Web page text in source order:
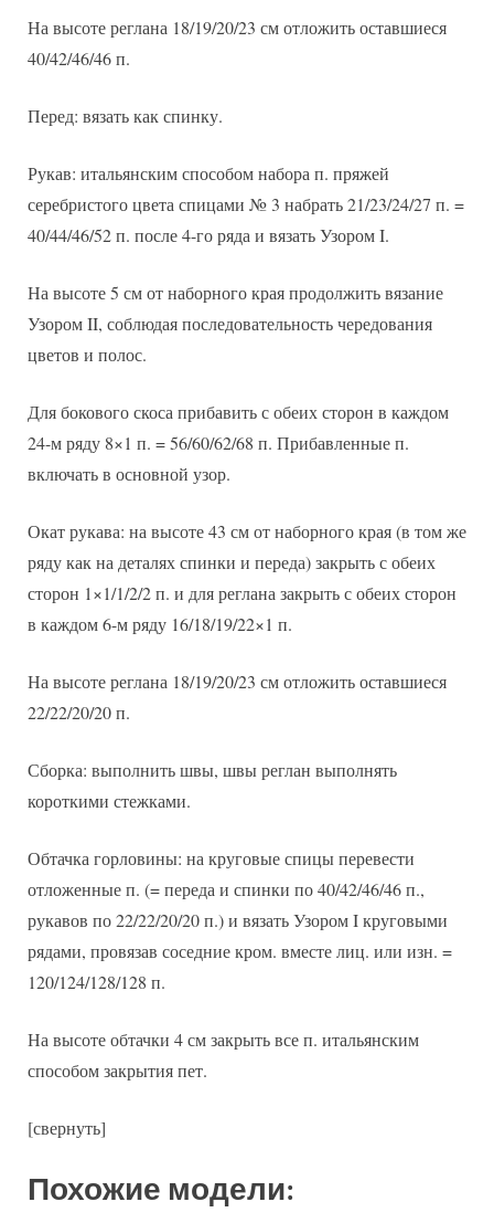
На высоте реглана 18/19/20/23 см отложить оставшиеся
40/42/46/46 п.
Перед: вязать как спинку.
Рукав: итальянским способом набора п. пряжей
серебристого цвета спицами № 3 набрать 21/23/24/27 п. =
40/44/46/52 п. после 4-го ряда и вязать Узором I.
На высоте 5 см от наборного края продолжить вязание
Узором II, соблюдая последовательность чередования
цветов и полос.
Для бокового скоса прибавить с обеих сторон в каждом
24-м ряду 8×1 п. = 56/60/62/68 п. Прибавленные п.
включать в основной узор.
Окат рукава: на высоте 43 см от наборного края (в том же
ряду как на деталях спинки и переда) закрыть с обеих
сторон 1×1/1/2/2 п. и для реглана закрыть с обеих сторон
в каждом 6-м ряду 16/18/19/22×1 п.
На высоте реглана 18/19/20/23 см отложить оставшиеся
22/22/20/20 п.
Сборка: выполнить швы, швы реглан выполнять
короткими стежками.
Обтачка горловины: на круговые спицы перевести
отложенные п. (= переда и спинки по 40/42/46/46 п.,
рукавов по 22/22/20/20 п.) и вязать Узором I круговыми
рядами, провязав соседние кром. вместе лиц. или изн. =
120/124/128/128 п.
На высоте обтачки 4 см закрыть все п. итальянским
способом закрытия пет.
[свернуть]
Похожие модели: